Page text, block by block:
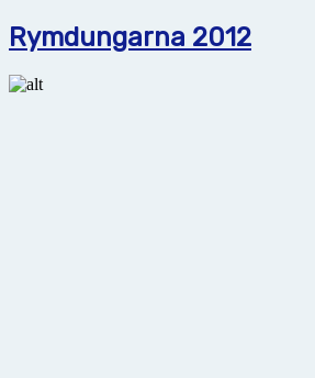
Rymdungarna 2012